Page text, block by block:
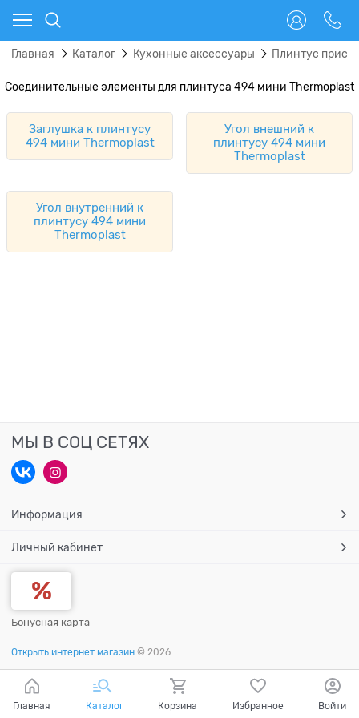
Главная Каталог Кухонные аксессуары Плинтус
Соединительные элементы для плинтуса 494 мини Thermoplast
Заглушка к плинтусу
494 мини Thermoplast
Угол внешний к
плинтусу 494 мини
Thermoplast
Угол внутренний к
плинтусу 494 мини
Thermoplast
МЫ В СОЦ СЕТЯХ
Информация
Личный кабинет
Бонусная карта
Открыть интернет магазин © 2026
Главная Каталог Корзина Избранное Войти